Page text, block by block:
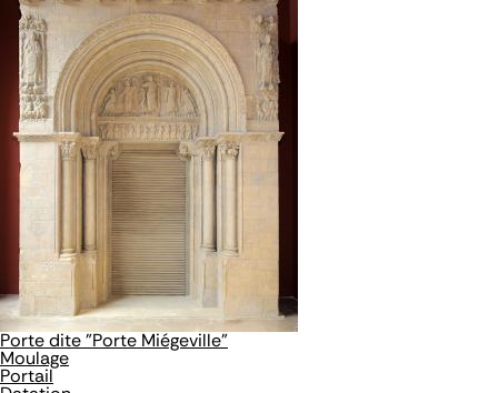
Porte dite "Porte Miégeville"
Moulage
Portail